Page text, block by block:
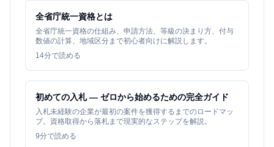
全省庁統一資格とは
全省庁統一資格の仕組み、申請方法、等級の決まり方、付与
数値の計算、地域区分まで初心者向けに解説します。
14分で読める
初めての入札 — ゼロから始めるための完全ガイド
入札未経験の企業が最初の案件を獲得するまでのロードマッ
プ。資格取得から落札まで現実的なステップを解説。
9分で読める